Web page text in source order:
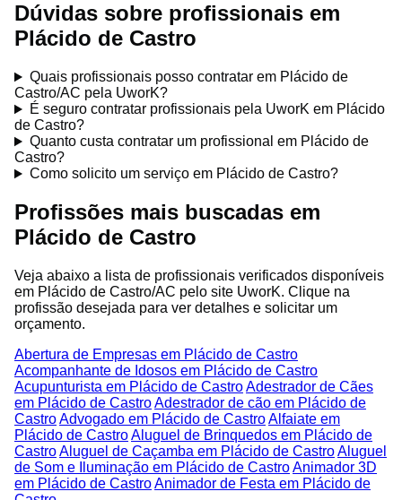
Dúvidas sobre profissionais em
Plácido de Castro
Quais profissionais posso contratar em Plácido de
Castro/AC pela UworK?
É seguro contratar profissionais pela UworK em Plácido
de Castro?
Quanto custa contratar um profissional em Plácido de
Castro?
Como solicito um serviço em Plácido de Castro?
Profissões mais buscadas em
Plácido de Castro
Veja abaixo a lista de profissionais verificados disponíveis
em Plácido de Castro/AC pelo site UworK. Clique na
profissão desejada para ver detalhes e solicitar um
orçamento.
Abertura de Empresas em Plácido de Castro
Acompanhante de Idosos em Plácido de Castro
Acupunturista em Plácido de CastroAdestrador de Cães
em Plácido de CastroAdestrador de cão em Plácido de
CastroAdvogado em Plácido de CastroAlfaiate em
Plácido de CastroAluguel de Brinquedos em Plácido de
CastroAluguel de Caçamba em Plácido de CastroAluguel
de Som e Iluminação em Plácido de CastroAnimador 3D
em Plácido de CastroAnimador de Festa em Plácido de